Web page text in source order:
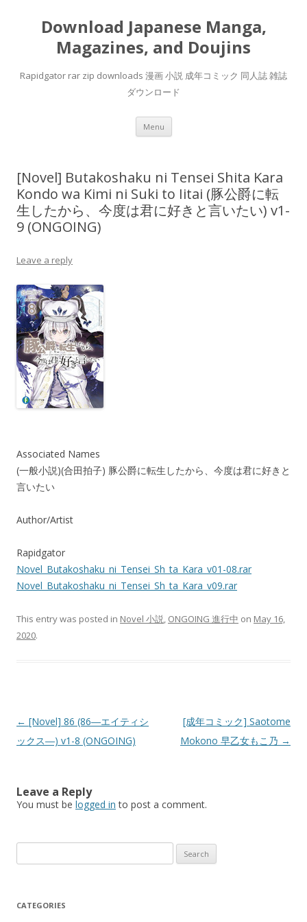
Download Japanese Manga,
Magazines, and Doujins
Rapidgator rar zip downloads 漫画 小説 成年コミック 同人誌 雑誌
ダウンロード
Menu Skip
content
[Novel] Butakoshaku ni Tensei Shita Kara
Kondo wa Kimi ni Suki to Iitai (豚公爵に転
生したから、今度は君に好きと言いたい) v1-
9 (ONGOING)
Leave a reply
Associated Names
(一般小説)(合田拍子) 豚公爵に転生したから、今度は君に好きと
言いたい
Author/Artist
Rapidgator
Novel_Butakoshaku_ni_Tensei_Sh_ta_Kara_v01-08.rar
Novel_Butakoshaku_ni_Tensei_Sh_ta_Kara_v09.rar
This entry was posted in Novel 小説, ONGOING 進行中 on May 16,
2020.
Post
navigation
← [Novel] 86 (86―エイティシ
ックス―) v1-8 (ONGOING)
[成年コミック] Saotome
Mokono 早乙女もこ乃 →
Leave a Reply
You must be logged in to post a comment.
for:
CATEGORIES